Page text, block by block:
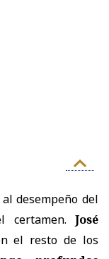
desempeño del
certamen. José
el resto de los